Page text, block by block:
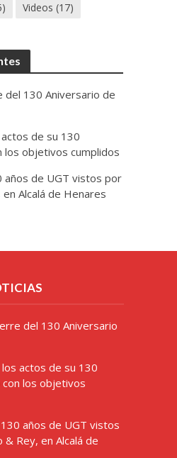
Videos (17)
del 130 Aniversario de
de su 130
los objetivos cumplidos
años de UGT vistos por
Alcalá de Henares
del 130 Aniversario
actos de su 130
los objetivos
años de UGT vistos
& Rey, en Alcalá de